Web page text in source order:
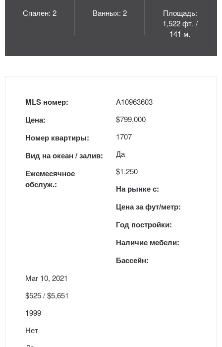
Спален: 2 Ванных: 2
Площадь:
1,522 фт. /
141 м.
MLS номер:
Цена:
Номер квартиры:
Вид на океан / залив:
Ежемесячное
обслуж.:
A10963603
$799,000
1707
Да
$1,250
На рынке с:
Цена за фут/метр:
Год постройки:
Наличие мебели:
Бассейн:
Mar 10, 2021
$525 / $5,651
1999
Нет